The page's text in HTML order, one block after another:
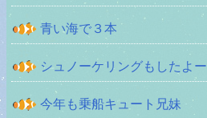
青い海で３本
シュノーケリングもしたよー
今年も乗船キュート兄妹